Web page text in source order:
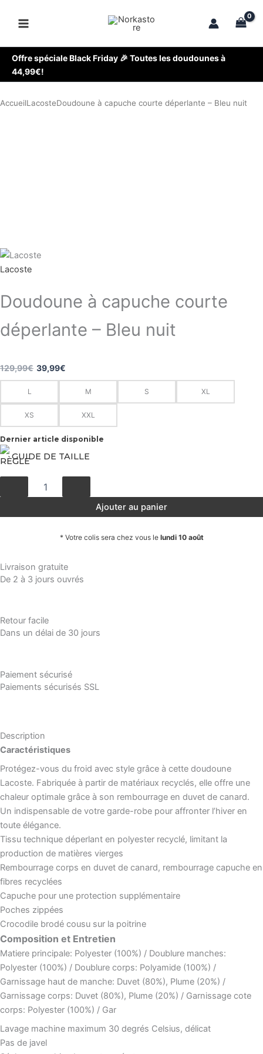
Offre spéciale Black Friday 🎉 Toutes les doudounes à
44,99€!
AccueilLacosteDoudoune à capuche courte déperlante – Bleu nuit
Lacoste
Doudoune à capuche courte
déperlante – Bleu nuit
129,99€ Le
initial
était :
129,99€.
39,99€
prix
actuel
est :
39,99€.
L M S XL
XS XXL
Dernier article disponible
GUIDE DE TAILLE
quantité
de
Doudoune
à
capuche
courte
déperlante
-
Bleu
Ajouter au panier
* Votre colis sera chez vous le lundi 10 août
Livraison gratuite
De 2 à 3 jours ouvrés
Retour facile
Dans un délai de 30 jours
Paiement sécurisé
Paiements sécurisés SSL
Description
Caractéristiques
Protégez-vous du froid avec style grâce à cette doudoune
Lacoste. Fabriquée à partir de matériaux recyclés, elle offre une
chaleur optimale grâce à son rembourrage en duvet de canard.
Un indispensable de votre garde-robe pour affronter l’hiver en
toute élégance.
Tissu technique déperlant en polyester recyclé, limitant la
production de matières vierges
Rembourrage corps en duvet de canard, rembourrage capuche en
fibres recyclées
Capuche pour une protection supplémentaire
Poches zippées
Crocodile brodé cousu sur la poitrine
Composition et Entretien
Matiere principale: Polyester (100%) / Doublure manches:
Polyester (100%) / Doublure corps: Polyamide (100%) /
Garnissage haut de manche: Duvet (80%), Plume (20%) /
Garnissage corps: Duvet (80%), Plume (20%) / Garnissage cote
corps: Polyester (100%) / Gar
Lavage machine maximum 30 degrés Celsius, délicat
Pas de javel